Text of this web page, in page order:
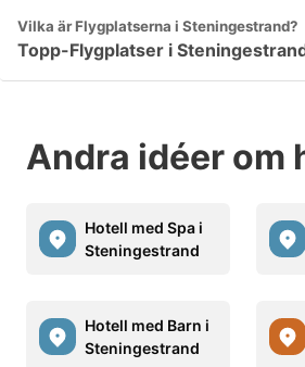
Vilka är Flygplatserna i Steningestrand?
Topp-Flygplatser i
Andra idéer om
Hotell med Spa i
Steningestrand
Hotell med Barn i
Steningestrand